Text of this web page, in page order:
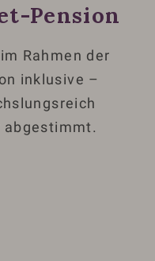
Pension
Rahmen der
inklusive –
abgestimmt.